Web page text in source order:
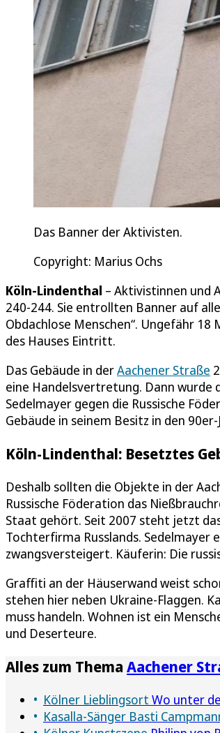
Das Banner der Aktivisten.
Copyright: Marius Ochs
Köln-Lindenthal – Aktivistinnen und
240-244. Sie entrollten Banner auf
Obdachlose Menschen“. Ungefähr
des Hauses Eintritt.
Das Gebäude in derAachener Straße
eine Handelsvertretung. Dann wurde
Sedelmayer gegen die Russische
Gebäude in seinem Besitz in den
Köln-Lindenthal: Besetztes
Deshalb sollten die Objekte in der
Russische Föderation das
Staat gehört. Seit 2007 steht jetzt
Tochterfirma Russlands. Sedelmayer
zwangsversteigert. Käuferin: Die
Graffiti an der Häuserwand weist
stehen hier neben Ukraine-Flaggen.
muss handeln. Wohnen ist ein
und Deserteure.
Alles zum Thema Aachener
Kölner Lieblingsort Wo unter
Kasalla-Sänger Basti